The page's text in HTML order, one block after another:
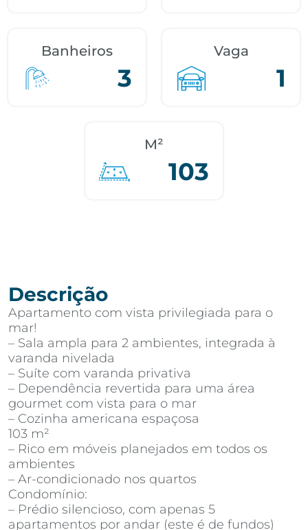
Banheiros
3
Vaga
1
M²
103
Descrição
Apartamento com vista privilegiada para o
mar!
– Sala ampla para 2 ambientes, integrada à
varanda nivelada
– Suíte com varanda privativa
– Dependência revertida para uma área
gourmet com vista para o mar
– Cozinha americana espaçosa
103 m²
– Rico em móveis planejados em todos os
ambientes
– Ar-condicionado nos quartos
Condomínio:
– Prédio silencioso, com apenas 5
apartamentos por andar (este é de fundos)